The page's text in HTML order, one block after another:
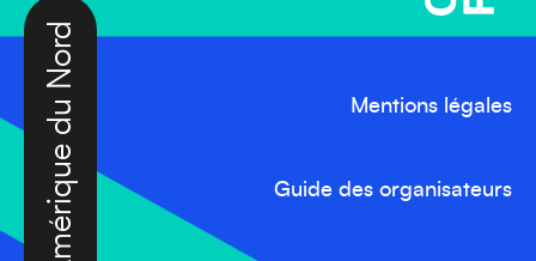
Amérique du Nord Mentions légales
Guide des organisateurs